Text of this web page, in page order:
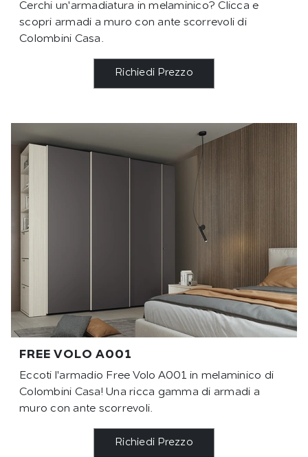
Cerchi un'armadiatura in melaminico? Clicca e
scopri armadi a muro con ante scorrevoli di
Colombini Casa.
Richiedi Prezzo
FREE VOLO A001
Eccoti l'armadio Free Volo A001 in melaminico di
Colombini Casa! Una ricca gamma di armadi a
muro con ante scorrevoli.
Richiedi Prezzo